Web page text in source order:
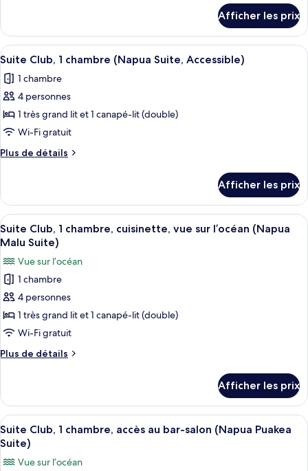
(Napua)
grands
lits,
vue
sur
le
jardin,
rez-
de-
Chambre,
grands
vue
sur
jardin,
rez-
chaussée
Afficher les prix
Afficher
toutes
les
photos
pour
ce
type
de
Suite
Club,
1
chambre
(Napua
Suite,
Accessible)
Un salon comprenant un canapé,
3
Suite Club, 1 chambre (Napua Suite, Accessible)
1 chambre
4 personnes
1 très grand lit et 1 canapé-lit (double)
Wi-Fi gratuit
Plus de détails
Plus
Suite
Club,
1
chambre
Suite,
Accessible)
Afficher les prix
Afficher
toutes
photos
pour
ce
type
de
chambre :
Suite
1
chambre,
cuisinette,
vue
sur
Une chambre d’hôtel avec un
4
Suite Club, 1 chambre, cuisinette, vue sur l’océan (Napua
Malu Suite)
Vue sur l’océan
1 chambre
4 personnes
1 très grand lit et 1 canapé-lit (double)
Wi-Fi gratuit
Plus de détails
Plus
Suite
Club,
1
chambre,
cuisinette,
vue
Afficher les prix
Afficher
toutes
Un salon spacieux comprenant un
4
Suite Club, 1 chambre, accès au bar-salon (Napua Puakea
Suite)
Vue sur l’océan